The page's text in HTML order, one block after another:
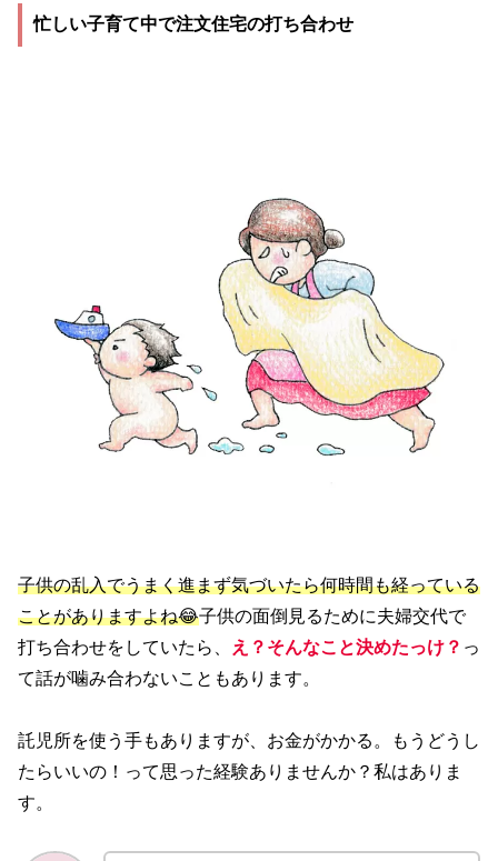
忙しい子育て中で注文住宅の打ち合わせ
子供の乱入でうまく進まず気づいたら何時間も経っている
ことがありますよね😂子供の面倒見るために夫婦交代で
打ち合わせをしていたら、
え？そんなこと決めたっけ？ っ
て話が噛み合わないこともあります。
託児所を使う手もありますが、お金がかかる。もうどうし
たらいいの！って思った経験ありませんか？私はありま
す。